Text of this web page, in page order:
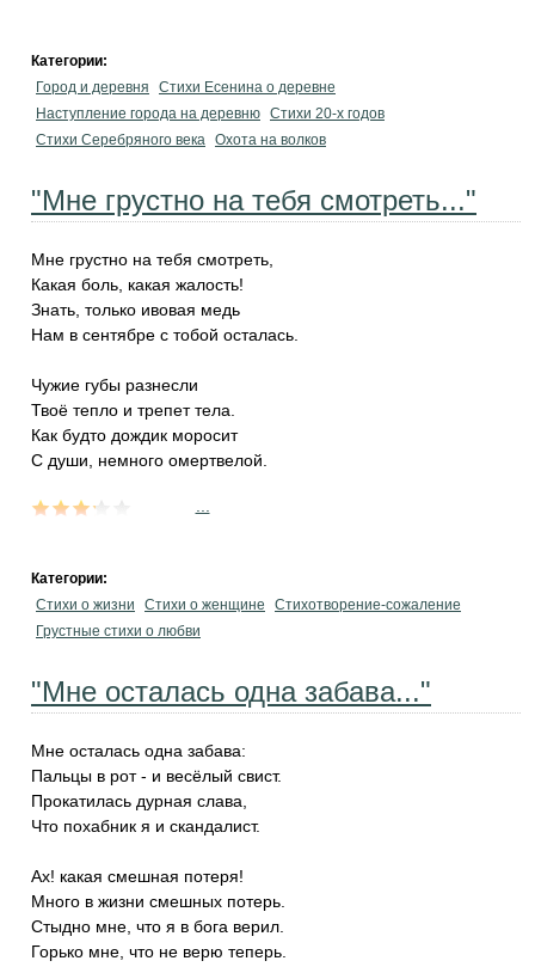
Категории:
Город и деревня
Стихи Есенина о деревне
Наступление города на деревню Стихи 20-х годов
Стихи Серебряного века
Охота на волков
"Мне грустно на тебя смотреть..."
Мне грустно на тебя смотреть,
Какая боль, какая жалость!
Знать, только ивовая медь
Нам в сентябре с тобой осталась.
Чужие губы разнесли
Твоё тепло и трепет тела.
Как будто дождик моросит
С души, немного омертвелой.
Категории:
Стихи о жизни
Стихи о женщине
Стихотворение-сожаление
Грустные стихи о любви
"Мне осталась одна забава..."
Мне осталась одна забава:
Пальцы в рот - и весёлый свист.
Прокатилась дурная слава,
Что похабник я и скандалист.
Ах! какая смешная потеря!
Много в жизни смешных потерь.
Стыдно мне, что я в бога верил.
Горько мне, что не верю теперь.